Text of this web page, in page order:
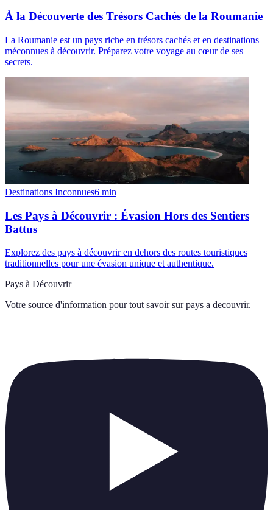
À la Découverte des Trésors Cachés de la Roumanie
La Roumanie est un pays riche en trésors cachés et en destinations
méconnues à découvrir. Préparez votre voyage au cœur de ses
secrets.
Destinations Inconnues6 min
Les Pays à Découvrir : Évasion Hors des Sentiers
Battus
Explorez des pays à découvrir en dehors des routes touristiques
traditionnelles pour une évasion unique et authentique.
Pays à Découvrir
Votre source d'information pour tout savoir sur pays a decouvrir.